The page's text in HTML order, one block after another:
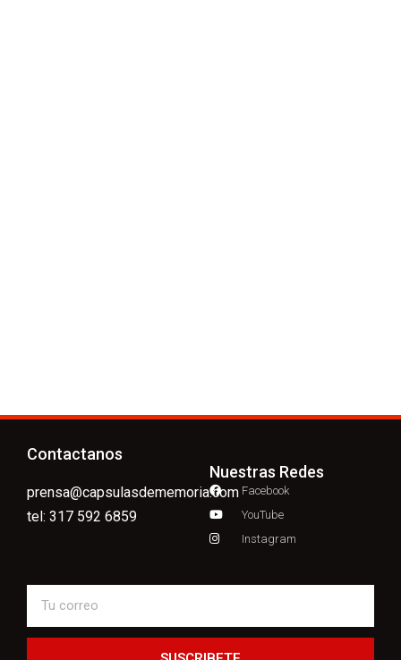
Contactanos
prensa@capsulasdememoria.com
tel: 317 592 6859
Nuestras Redes
Facebook
YouTube
Instagram